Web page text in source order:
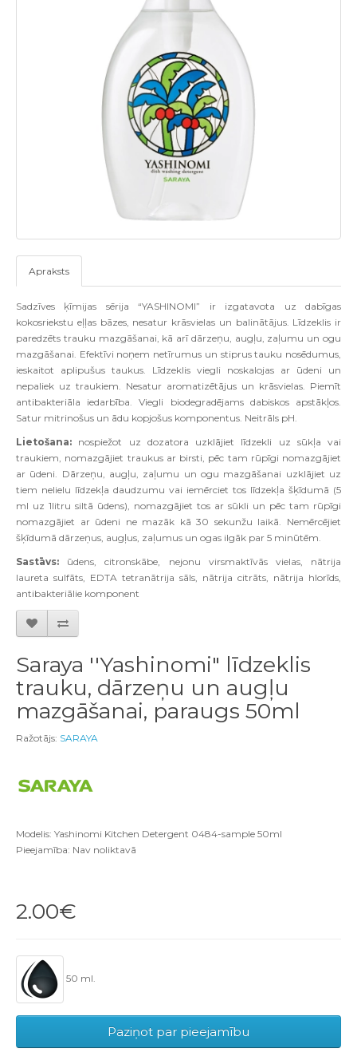
Apraksts
Sadzīves ķīmijas sērija “YASHINOMI” ir izgatavota uz dabīgas
kokosriekstu eļļas bāzes, nesatur krāsvielas un balinātājus. Līdzeklis ir
paredzēts trauku mazgāšanai, kā arī dārzeņu, augļu, zaļumu un ogu
mazgāšanai. Efektīvi noņem netīrumus un stiprus tauku nosēdumus,
ieskaitot aplipušus taukus. Līdzeklis viegli noskalojas ar ūdeni un
nepaliek uz traukiem. Nesatur aromatizētājus un krāsvielas. Piemīt
antibakteriāla iedarbība. Viegli biodegradējams dabiskos apstākļos.
Satur mitrinošus un ādu kopjošus komponentus. Neitrāls pH.
Lietošana: nospiežot uz dozatora uzklājiet līdzekli uz sūkļa vai
traukiem, nomazgājiet traukus ar birsti, pēc tam rūpīgi nomazgājiet
ar ūdeni. Dārzeņu, augļu, zaļumu un ogu mazgāšanai uzklājiet uz
tiem nelielu līdzekļa daudzumu vai iemērciet tos līdzekļa šķīdumā (5
ml uz 1litru siltā ūdens), nomazgājiet tos ar sūkli un pēc tam rūpīgi
nomazgājiet ar ūdeni ne mazāk kā 30 sekunžu laikā. Nemērcējiet
šķīdumā dārzeņus, augļus, zaļumus un ogas ilgāk par 5 minūtēm.
Sastāvs: ūdens, citronskābe, nejonu virsmaktīvās vielas, nātrija
laureta sulfāts, EDTA tetranātrija sāls, nātrija citrāts, nātrija hlorīds,
antibakteriālie komponent
Saraya ''Yashinomi" līdzeklis
trauku, dārzeņu un augļu
mazgāšanai, paraugs 50ml
Ražotājs: SARAYA
Modelis: Yashinomi Kitchen Detergent 0484-sample 50ml
Pieejamība: Nav noliktavā
2.00€
50 ml.
Paziņot par pieejamību